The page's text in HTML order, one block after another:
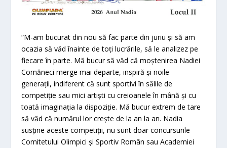
“M-am bucurat din nou să fac parte din juriu și să am
ocazia să văd înainte de toți lucrările, să le analizez pe
fiecare în parte. Mă bucur să văd că moștenirea Nadiei
Comăneci merge mai departe, inspiră și noile
generații, indiferent că sunt sportivi în sălile de
competiție sau mici artiști cu creioanele în mână și cu
toată imaginația la dispoziție. Mă bucur extrem de tare
să văd că numărul lor crește de la an la an. Nadia
susține aceste competiții, nu sunt doar concursurile
Comitetului Olimpici și Sportiv Român sau Academiei